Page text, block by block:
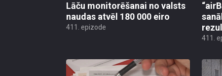
Lāču monitorēšanai no valsts
naudas atvēl 180 000 eiro
411. epizode
411.